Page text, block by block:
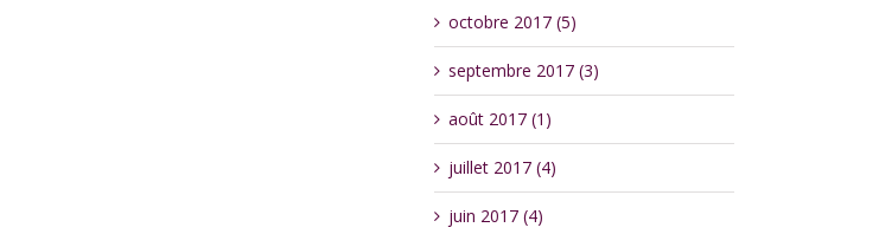
octobre 2017 (5)
septembre 2017 (3)
août 2017 (1)
juillet 2017 (4)
juin 2017 (4)